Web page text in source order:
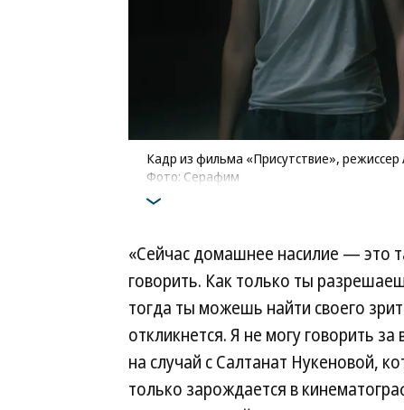
Кадр из фильма «Присутствие»,
Фото: Серафим
«Сейчас домашнее насилие — это
говорить. Как только ты
тогда ты можешь найти своего
откликнется. Я не могу говорить
на случай с Салтанат Нукеновой,
только зарождается в